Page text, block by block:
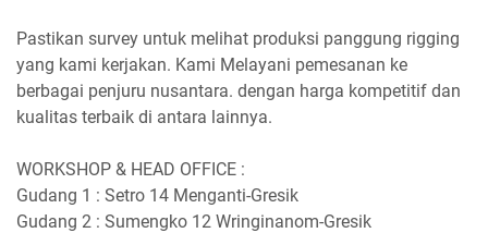
Pastikan survey untuk melihat produksi panggung rigging
yang kami kerjakan. Kami Melayani pemesanan ke
berbagai penjuru nusantara. dengan harga kompetitif dan
kualitas terbaik di antara lainnya.
WORKSHOP & HEAD OFFICE :
Gudang 1 : Setro 14 Menganti-Gresik
Gudang 2 : Sumengko 12 Wringinanom-Gresik